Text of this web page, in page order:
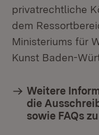
privatrechtliche
dem
Ministeriums für
Kunst Baden-
Weitere
die
sowie FAQs